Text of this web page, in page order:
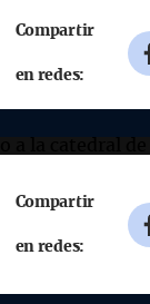
Compartir
en redes:
Compartir
en redes: